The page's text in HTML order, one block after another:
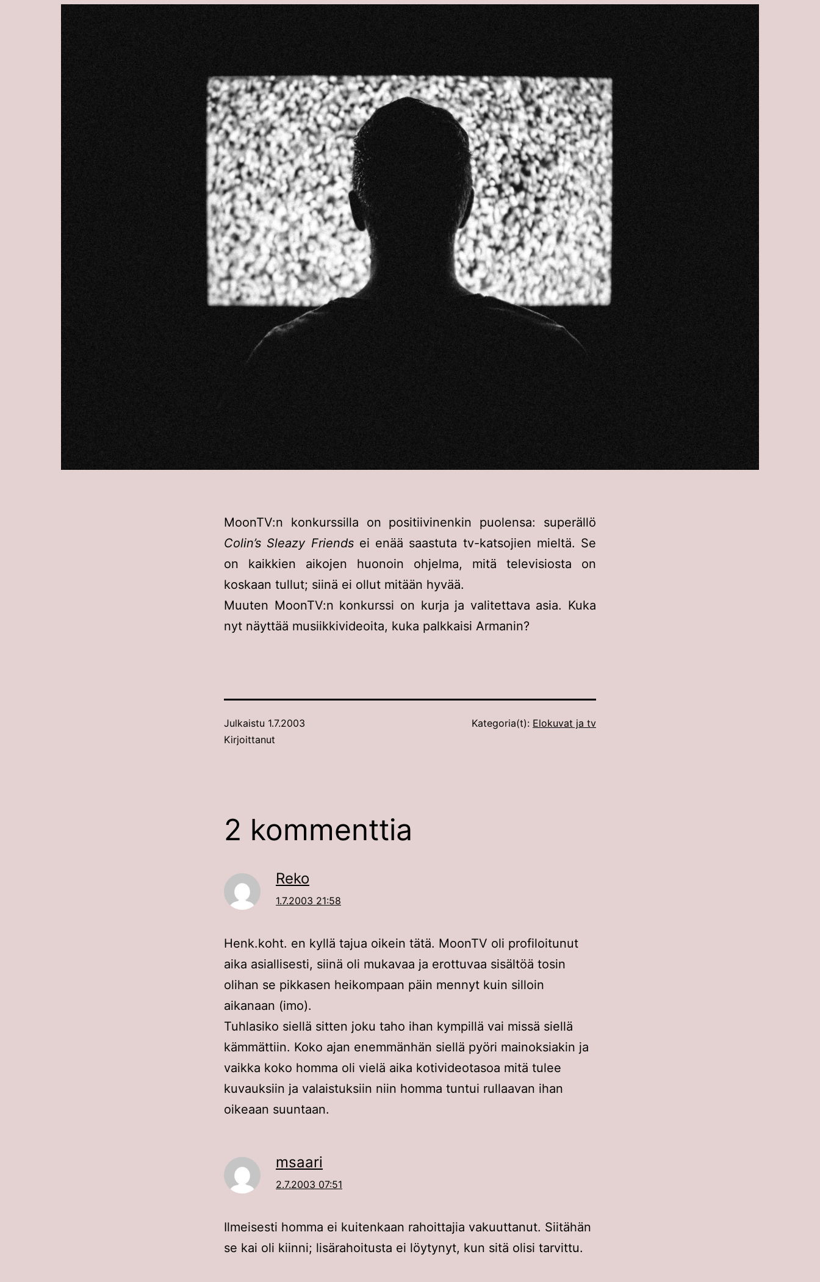
MoonTV:n konkurssilla on positiivinenkin puolensa: superällö
Colin’s Sleazy Friendsei enää saastuta tv-katsojien mieltä. Se
on kaikkien aikojen huonoin ohjelma, mitä televisiosta on
koskaan tullut; siinä ei ollut mitään hyvää.
Muuten MoonTV:n konkurssi on kurja ja valitettava asia. Kuka
nyt näyttää musiikkivideoita, kuka palkkaisi Armanin?
Julkaistu 1.7.2003
Kirjoittanut
Kategoria(t): Elokuvat ja tv
2 kommenttia
Reko
1.7.2003 21:58
Henk.koht. en kyllä tajua oikein tätä. MoonTV oli profiloitunut
aika asiallisesti, siinä oli mukavaa ja erottuvaa sisältöä tosin
olihan se pikkasen heikompaan päin mennyt kuin silloin
aikanaan (imo).
Tuhlasiko siellä sitten joku taho ihan kympillä vai missä siellä
kämmättiin. Koko ajan enemmänhän siellä pyöri mainoksiakin ja
vaikka koko homma oli vielä aika kotivideotasoa mitä tulee
kuvauksiin ja valaistuksiin niin homma tuntui rullaavan ihan
oikeaan suuntaan.
msaari
2.7.2003 07:51
Ilmeisesti homma ei kuitenkaan rahoittajia vakuuttanut. Siitähän
se kai oli kiinni; lisärahoitusta ei löytynyt, kun sitä olisi tarvittu.